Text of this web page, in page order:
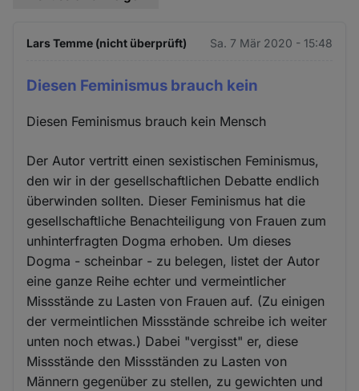
Lars Temme (nicht überprüft) Sa. 7 Mär 2020 - 15:48
Diesen Feminismus brauch kein
Diesen Feminismus brauch kein Mensch
Der Autor vertritt einen sexistischen Feminismus,
den wir in der gesellschaftlichen Debatte endlich
überwinden sollten. Dieser Feminismus hat die
gesellschaftliche Benachteiligung von Frauen zum
unhinterfragten Dogma erhoben. Um dieses
Dogma - scheinbar - zu belegen, listet der Autor
eine ganze Reihe echter und vermeintlicher
Missstände zu Lasten von Frauen auf. (Zu einigen
der vermeintlichen Missstände schreibe ich weiter
unten noch etwas.) Dabei "vergisst" er, diese
Missstände den Missständen zu Lasten von
Männern gegenüber zu stellen, zu gewichten und